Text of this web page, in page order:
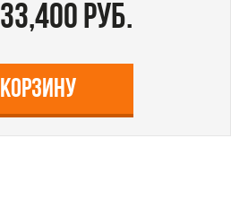
33,400 руб.